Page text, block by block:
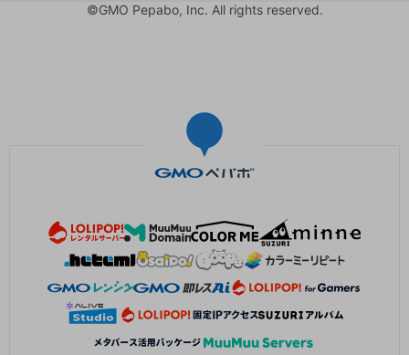
©GMO Pepabo, Inc. All rights reserved.